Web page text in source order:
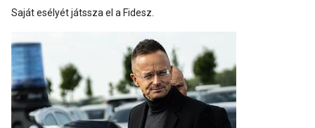
Saját esélyét játssza el a Fidesz.